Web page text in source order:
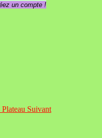
un compte !
Suivant